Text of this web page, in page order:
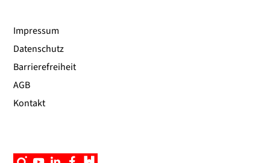
Impressum
Datenschutz
Barrierefreiheit
AGB
Kontakt
Instagram
YouTubeLinkedinFacebookCampus